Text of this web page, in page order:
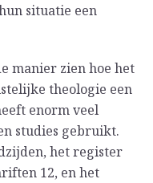
situatie een
manier zien hoe het
theologie een
enorm veel
studies gebruikt.
het register
12, en het